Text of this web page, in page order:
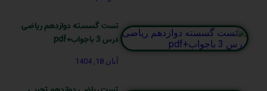
تست گسسته دوازدهم ریاضی
درس 3 باجواب+pdf
آبان 18, 1404